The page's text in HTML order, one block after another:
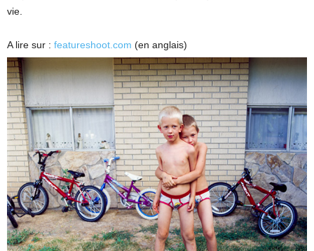
vie.
A lire sur : featureshoot.com (en anglais)